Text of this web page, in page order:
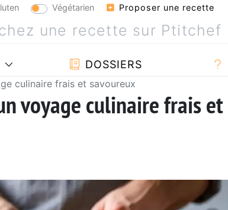
Végétarien Proposer une recette
DOSSIERS
culinaire frais et savoureux
voyage culinaire frais et